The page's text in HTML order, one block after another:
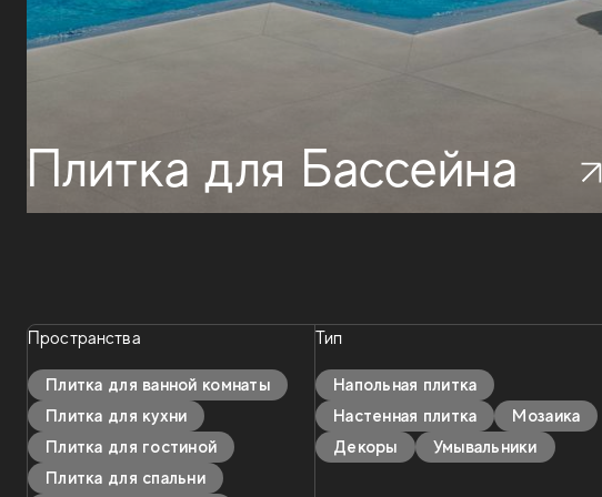
Плитка для Бассейна
Пространства
Плитка для ванной комнаты
Плитка для кухни
Плитка для гостиной
Плитка для спальни
Тип
Напольная плитка
Настенная плитка
Мозаика
Декоры
Умывальники